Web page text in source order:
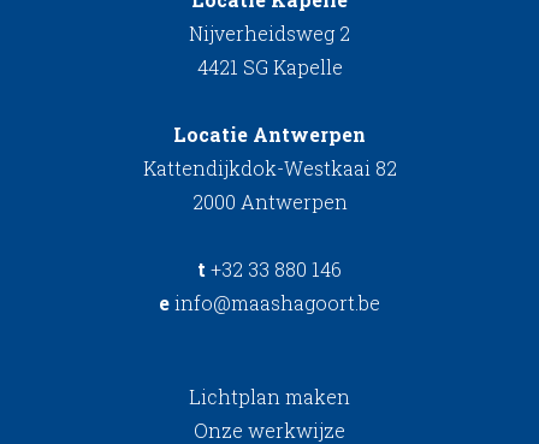
Nijverheidsweg 2
4421 SG Kapelle
Locatie Antwerpen
Kattendijkdok-Westkaai 82
2000 Antwerpen
t +32 33 880 146
einfo@maashagoort.be
Lichtplan maken
Onze werkwijze